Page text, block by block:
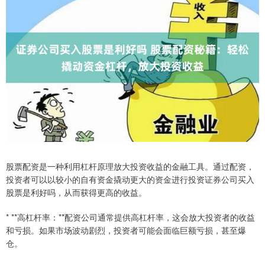
股票配资是一种利用杠杆原理放大投资收益的金融工具。通过配资，
投资者可以以较小的自有资金撬动更大的资金进行投资证券公司买入
股票是利好吗，从而获得更高的收益。
* **高杠杆率：**配资公司通常提供高杠杆率，这会放大投资者的收益
和亏损。如果市场波动剧烈，投资者可能会面临巨额亏损，甚至爆
仓。